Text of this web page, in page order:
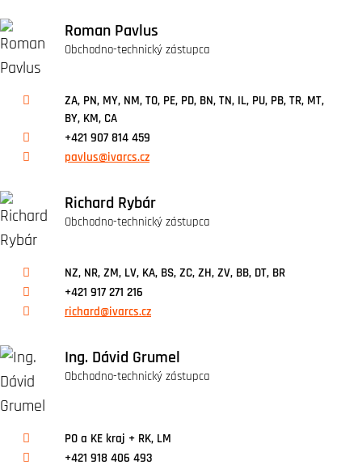
Roman Pavlus
Obchodno-technický zástupca
ZA, PN, MY, NM, TO, PE, PD, BN, TN, IL, PU, PB, TR, MT,
BY, KM, CA
+421 907 814 459
pavlus@ivarcs.cz
Richard Rybár
Obchodno-technický zástupca
NZ, NR, ZM, LV, KA, BS, ZC, ZH, ZV, BB, DT, BR
+421 917 271 216
richard@ivarcs.cz
Ing. Dávid Grumel
Obchodno-technický zástupca
PO a KE kraj + RK, LM
+421 918 406 493